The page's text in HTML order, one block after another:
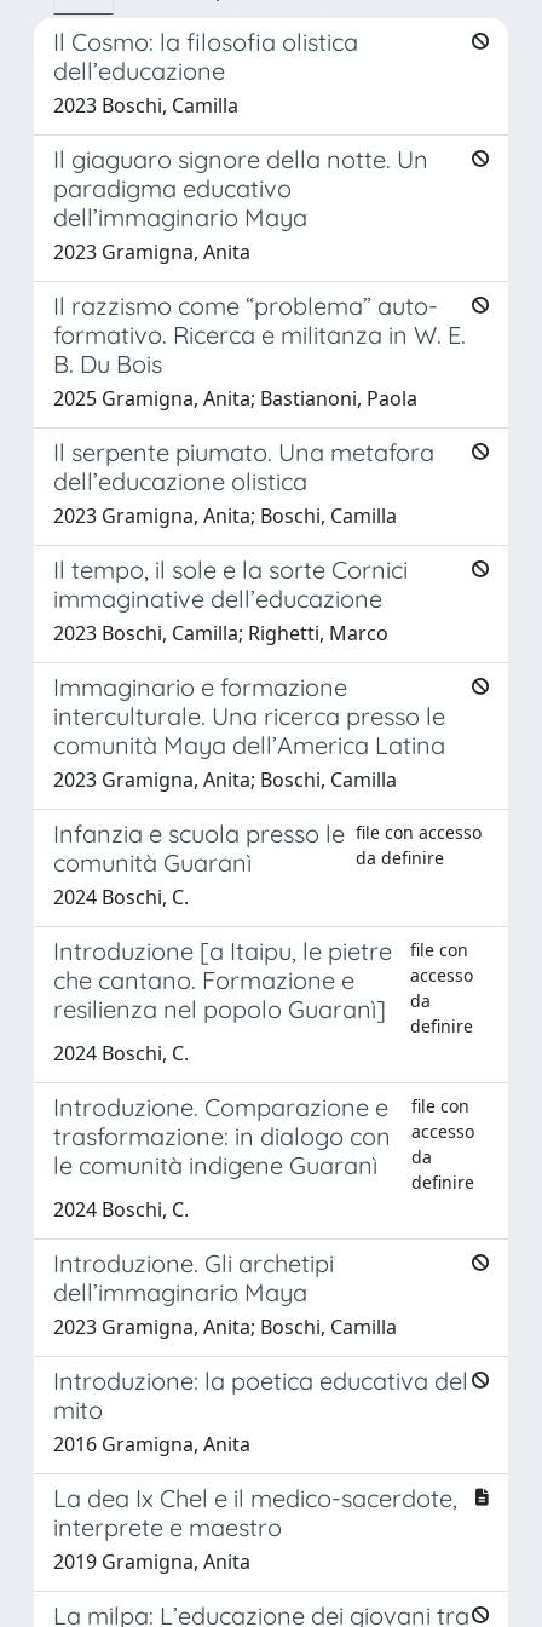
Il Cosmo: la filosofia olistica
dell’educazione
2023 Boschi, Camilla
Il giaguaro signore della notte. Un
paradigma educativo
dell’immaginario Maya
2023 Gramigna, Anita
Il razzismo come “problema” auto-
formativo. Ricerca e militanza in W. E.
B. Du Bois
2025 Gramigna, Anita; Bastianoni, Paola
Il serpente piumato. Una metafora
dell’educazione olistica
2023 Gramigna, Anita; Boschi, Camilla
Il tempo, il sole e la sorte Cornici
immaginative dell’educazione
2023 Boschi, Camilla; Righetti, Marco
Immaginario e formazione
interculturale. Una ricerca presso le
comunità Maya dell’America Latina
2023 Gramigna, Anita; Boschi, Camilla
Infanzia e scuola presso le
comunità Guaranì
file con accesso
da definire
2024 Boschi, C.
Introduzione [a Itaipu, le pietre
che cantano. Formazione e
resilienza nel popolo Guaranì]
file con
accesso
da
definire
2024 Boschi, C.
Introduzione. Comparazione e
trasformazione: in dialogo con
le comunità indigene Guaranì
file con
accesso
da
definire
2024 Boschi, C.
Introduzione. Gli archetipi
dell’immaginario Maya
2023 Gramigna, Anita; Boschi, Camilla
Introduzione: la poetica educativa del
mito
2016 Gramigna, Anita
La dea Ix Chel e il medico-sacerdote,
interprete e maestro
2019 Gramigna, Anita
La milpa: L’educazione dei giovani tra